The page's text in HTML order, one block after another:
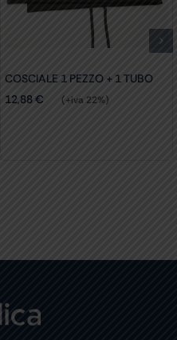
COSCIALE 1 PEZZO + 1 TUBO
12,88€ (+iva 22%)